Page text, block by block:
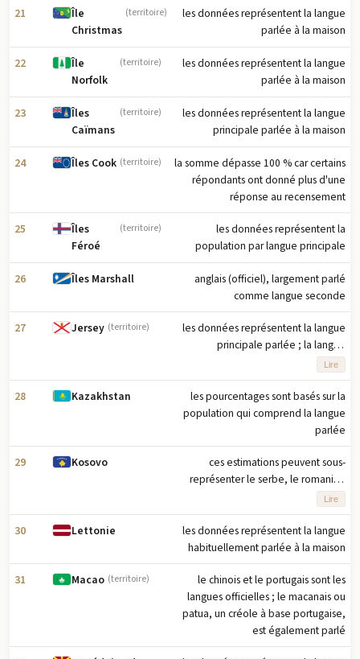
21
Île
Christmas
(territoire)
les données représentent la langue
parlée à la maison
22
Île
Norfolk
(territoire)
les données représentent la langue
parlée à la maison
23
Îles
Caïmans
(territoire)
les données représentent la langue
principale parlée à la maison
24 Îles Cook (territoire)
la somme dépasse 100 % car certains
répondants ont donné plus d'une
réponse au recensement
25
Îles
Féroé
(territoire)
les données représentent la
population par langue principale
26 Îles Marshall
anglais (officiel), largement parlé
comme langue seconde
27 Jersey (territoire)
les données représentent la langue
principale parlée ; la langue
traditionnelle de Jersey est le jerriais
ou français de Jersey (une langue
normande), qui était parlée par
moins de 3 000 personnes en 2001 ;
deux tiers des locuteurs du jerriais ont
60 ans et plus
Lire
28 Kazakhstan
les pourcentages sont basés sur la
population qui comprend la langue
parlée
29 Kosovo
ces estimations peuvent sous-
représenter le serbe, le romani et
d'autres langues de minorités
ethniques car elles sont basées sur le
recensement national du Kosovo de
2011, qui a exclu le nord du Kosovo
(une région majoritairement habitée
par des Serbes) et a été
partiellement boycotté par les
communautés serbe et rom du sud du
Kosovo
Lire
30 Lettonie
les données représentent la langue
habituellement parlée à la maison
31 Macao (territoire)
le chinois et le portugais sont les
langues officielles ; le macanais ou
patua, un créole à base portugaise,
est également parlé